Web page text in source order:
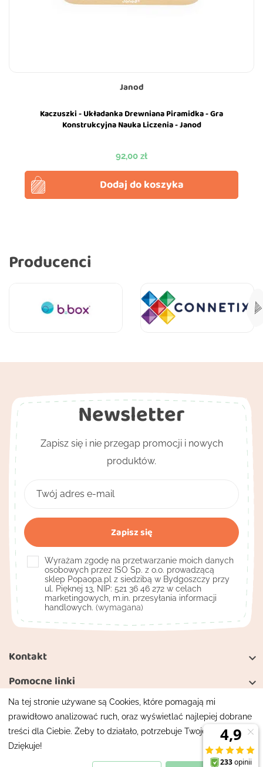
Janod
Kaczuszki - Układanka Drewniana Piramidka - Gra
Konstrukcyjna Nauka Liczenia - Janod
Cena
92,00 zł
Dodaj do koszyka
Producenci
Kontakt 
Pomocne linki 
Moje konto
Newsletter
Zapisz się i nie przegap promocji i nowych
produktów.
Wyrażam zgodę na przetwarzanie moich danych
osobowych przez ISO Sp. z o.o. prowadzącą
sklep Popaopa.pl z siedzibą w Bydgoszczy przy
ul. Pięknej 13, NIP: 521 36 46 272 w celach
marketingowych, m.in. przesyłania informacji
handlowych. (wymagana)
Wszelkie prawa zastrzeżone
Mapa strony
Na tej stronie używane są Cookies, które pomagają mi
prawidłowo analizować ruch, oraz wyświetlać najlepiej dobrane
treści dla Ciebie. Żeby to działało, potrzebuje Twojej zgody.
Dziękuje!